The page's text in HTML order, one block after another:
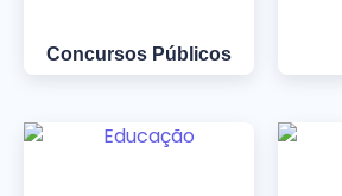
Concursos Públicos